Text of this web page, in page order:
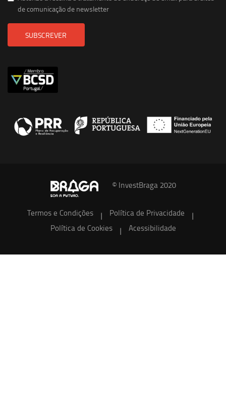
de comunicação de newsletter
SUBSCREVER
© InvestBraga 2020
Termos e Condições | Política de Privacidade |
Política de Cookies | Acessibilidade